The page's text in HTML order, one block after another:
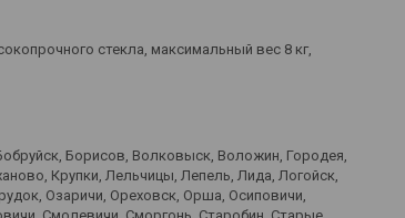
стекла, максимальный вес 8 кг,
Борисов, Волковыск, Воложин, Городея,
Крупки, Лельчицы, Лепель, Лида, Логойск,
Озаричи, Ореховск, Орша, Осиповичи,